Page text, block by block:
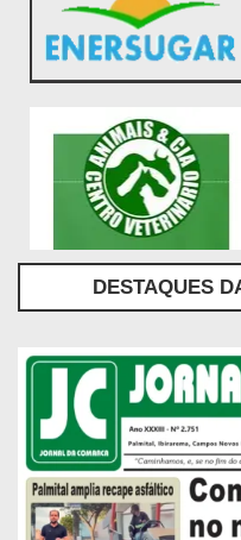
DESTAQUES